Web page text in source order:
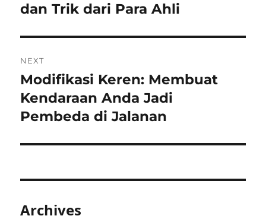
dan Trik dari Para Ahli
NEXT
Next
post:
Modifikasi Keren: Membuat
Kendaraan Anda Jadi
Pembeda di Jalanan
Archives